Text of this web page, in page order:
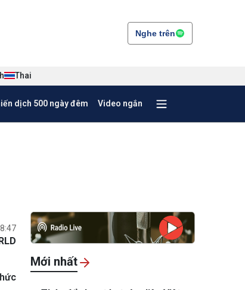
Nghe trên
Thai
dịch 500 ngày đêm Video ngắn
Mới nhất